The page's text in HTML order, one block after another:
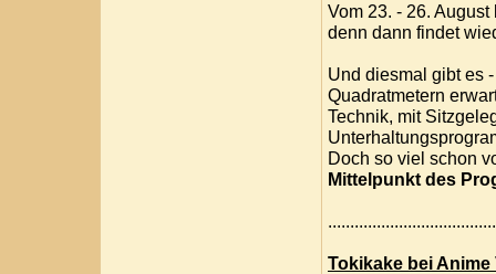
Vom 23. - 26.
denn dann findet
Und diesmal gibt es
Quadratmetern
Technik, mit
Doch so viel schon
Mittelpunkt des
Tokikake bei Anime